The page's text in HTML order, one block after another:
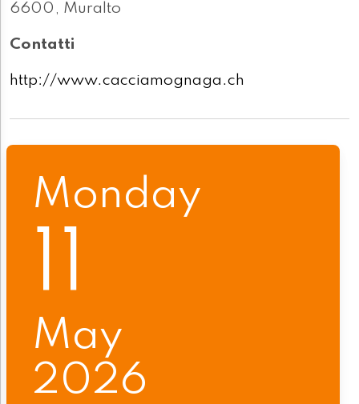
6600, Muralto
Contatti
http://www.cacciamognaga.ch
Monday
11
May
2026